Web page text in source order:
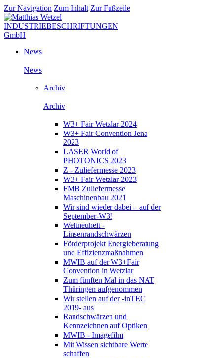
Zur Navigation Zum Inhalt Zur Fußzeile
News
News
Archiv
Archiv
W3+ Fair Wetzlar 2024
W3+ Fair Convention Jena
2023
LASER World of
PHOTONICS 2023
Z - Zuliefermesse 2023
W3+ Fair Wetzlar 2023
FMB Zuliefermesse
Maschinenbau 2021
Wir sind wieder dabei – auf der
September-W3!
Weltneuheit -
Linsenrandschwärzen
Förderprojekt Energieberatung
und Effizienzmaßnahmen
MWIB auf der W3+Fair
Convention in Wetzlar
Zum fünften Mal in das NAT
Thüringen aufgenommen
Wir stellen auf der -inTEC
2019- aus
Randschwärzen und
Kennzeichnen auf Optiken
MWIB - Imagefilm
Mit Wissen sichtbare Werte
schaffen